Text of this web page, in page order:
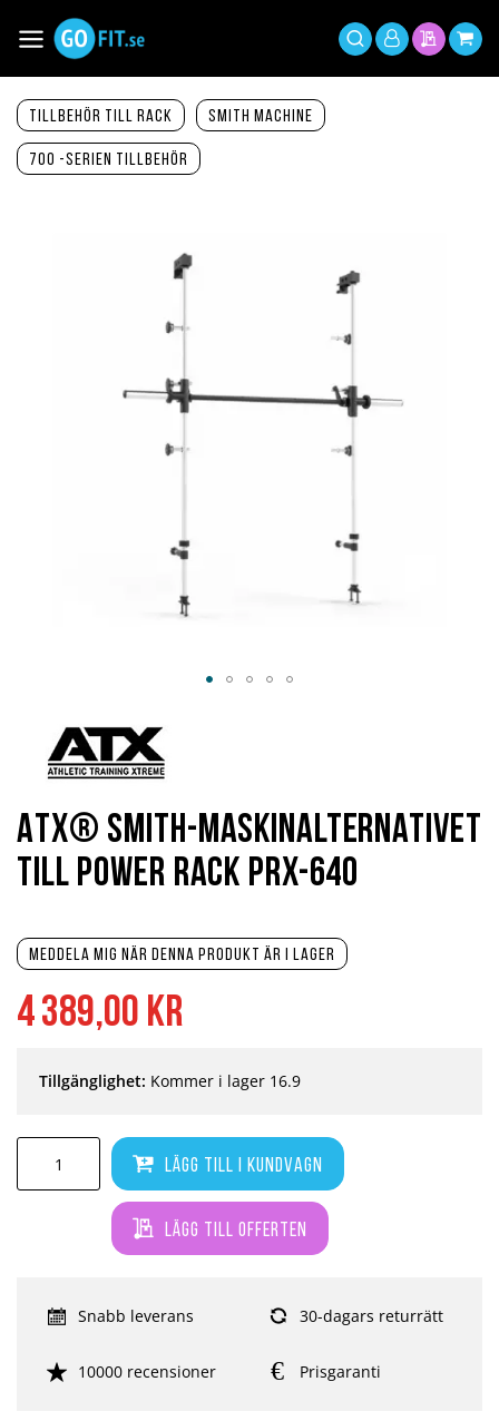
innehållet
Växla
Nav
Sök
Mitt
Min Min
Tillbehör till Rack Smith Machine
700 -serien tillbehör
4 389,00 kr
Meddela mig när denna produkt är i lager
Lägg till i kundvagn
Lägg till offerten
Tillgänglighet: Kommer i lager 16.9
Snabb leverans 30-dagars returrätt
10000 recensioner Prisgaranti
ATX® Smith-maskinalternativet
till Power Rack PRX-640
början
bildgalleriet